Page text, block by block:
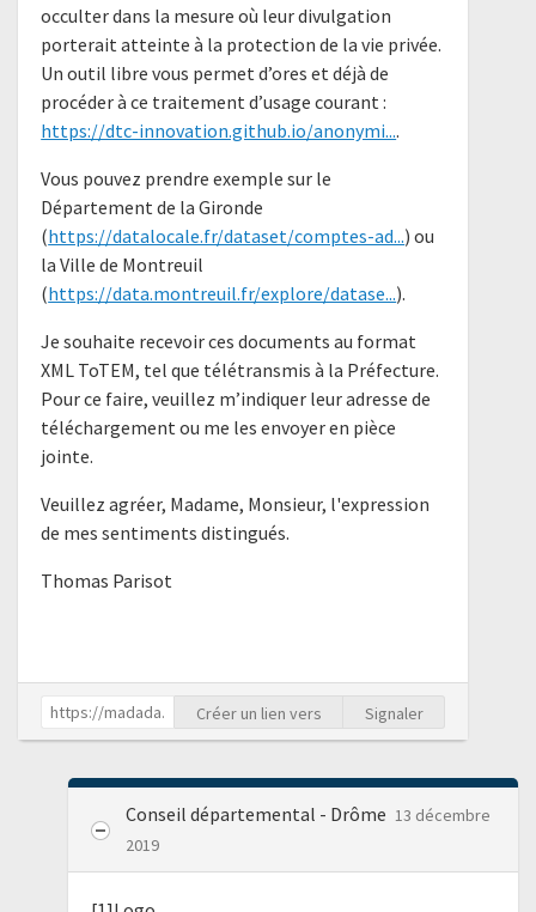
occulter dans la mesure où leur divulgation
porterait atteinte à la protection de la vie privée.
Un outil libre vous permet d’ores et déjà de
procéder à ce traitement d’usage courant :
https://dtc-innovation.github.io/anonymi....
Vous pouvez prendre exemple sur le
Département de la Gironde
(https://datalocale.fr/dataset/comptes-ad...) ou
la Ville de Montreuil
(https://data.montreuil.fr/explore/datase...).
Je souhaite recevoir ces documents au format
XML ToTEM, tel que télétransmis à la Préfecture.
Pour ce faire, veuillez m’indiquer leur adresse de
téléchargement ou me les envoyer en pièce
jointe.
Veuillez agréer, Madame, Monsieur, l'expression
de mes sentiments distingués.
Thomas Parisot
Créer un lien vers Signaler
Conseil départemental - Drôme 13 décembre
2019